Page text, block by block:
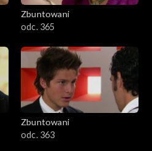
Zbuntowani
odc. 365
Zbuntowani
odc. 363